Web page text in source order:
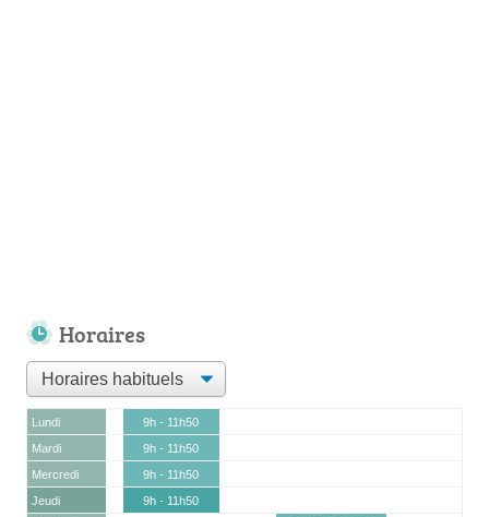
Horaires
Lundi
9h - 11h50
Mardi
9h - 11h50
Mercredi
9h - 11h50
Jeudi
9h - 11h50